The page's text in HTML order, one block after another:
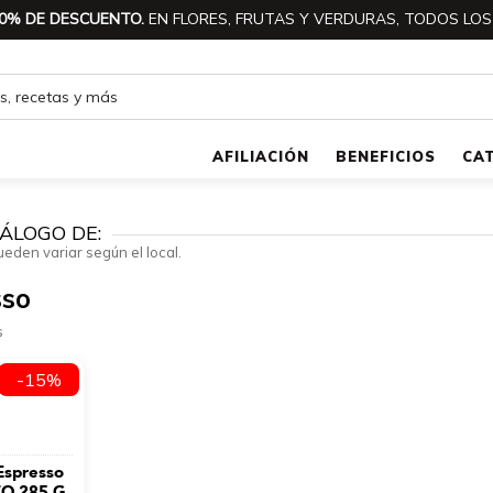
DE DESCUENTO. EN FLORES, FRUTAS Y VERDURAS, TODOS
AFILIACIÓN BENEFICIOS
DE:
variar según el local.
-15%